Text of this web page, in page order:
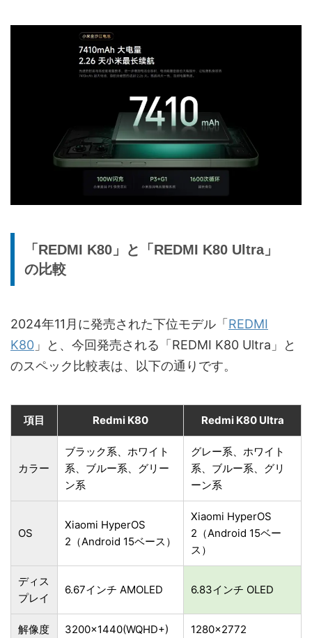
「REDMI K80」と「REDMI K80 Ultra」
の比較
2024年11月に発売された下位モデル「 REDMI
K80 」と、今回発売される「REDMI K80 Ultra」と
のスペック比較表は、以下の通りです。
項目 Redmi K80 Redmi K80 Ultra
カラー
ブラック系、ホワイト
系、ブルー系、グリー
ン系
グレー系、ホワイト
系、ブルー系、グリ
ーン系
OS
Xiaomi HyperOS
2（Android 15ベース）
Xiaomi HyperOS
2（Android 15ベー
ス）
ディス
プレイ
6.67インチ AMOLED 6.83インチ OLED
解像度 3200×1440(WQHD+) 1280×2772